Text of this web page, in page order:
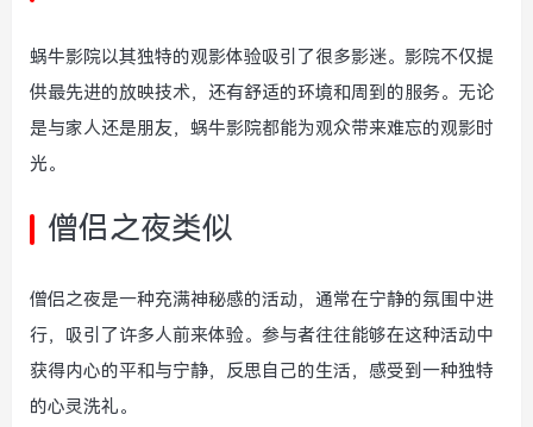
蜗牛影院以其独特的观影体验吸引了很多影迷。影院不仅提
供最先进的放映技术，还有舒适的环境和周到的服务。无论
是与家人还是朋友，蜗牛影院都能为观众带来难忘的观影时
光。
僧侣之夜类似
僧侣之夜是一种充满神秘感的活动，通常在宁静的氛围中进
行，吸引了许多人前来体验。参与者往往能够在这种活动中
获得内心的平和与宁静，反思自己的生活，感受到一种独特
的心灵洗礼。